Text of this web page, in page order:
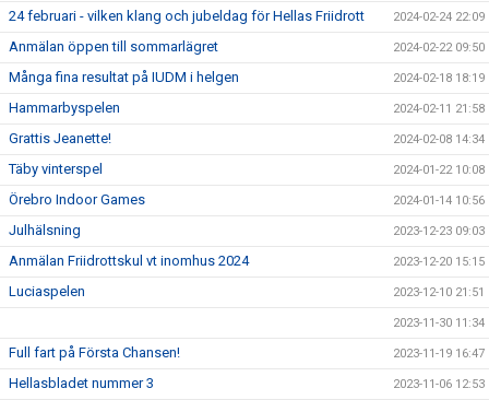
24 februari - vilken klang och jubeldag för Hellas Friidrott 2024-02-24 22:09
Anmälan öppen till sommarlägret 2024-02-22 09:50
Många fina resultat på IUDM i helgen 2024-02-18 18:19
Hammarbyspelen 2024-02-11 21:58
Grattis Jeanette! 2024-02-08 14:34
Täby vinterspel 2024-01-22 10:08
Örebro Indoor Games 2024-01-14 10:56
Julhälsning 2023-12-23 09:03
Anmälan Friidrottskul vt inomhus 2024 2023-12-20 15:15
Luciaspelen 2023-12-10 21:51
2023-11-30 11:34
Full fart på Första Chansen! 2023-11-19 16:47
Hellasbladet nummer 3 2023-11-06 12:53